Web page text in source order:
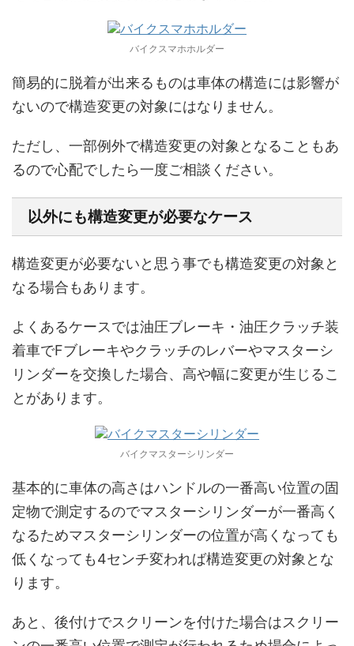
バイクスマホホルダー
簡易的に脱着が出来るものは車体の構造には影響が
ないので構造変更の対象にはなりません。
ただし、一部例外で構造変更の対象となることもあ
るので心配でしたら一度ご相談ください。
以外にも構造変更が必要なケース
構造変更が必要ないと思う事でも構造変更の対象と
なる場合もあります。
よくあるケースでは油圧ブレーキ・油圧クラッチ装
着車でFブレーキやクラッチのレバーやマスターシ
リンダーを交換した場合、高や幅に変更が生じるこ
とがあります。
バイクマスターシリンダー
基本的に車体の高さはハンドルの一番高い位置の固
定物で測定するのでマスターシリンダーが一番高く
なるためマスターシリンダーの位置が高くなっても
低くなっても4センチ変われば構造変更の対象とな
ります。
あと、後付けでスクリーンを付けた場合はスクリー